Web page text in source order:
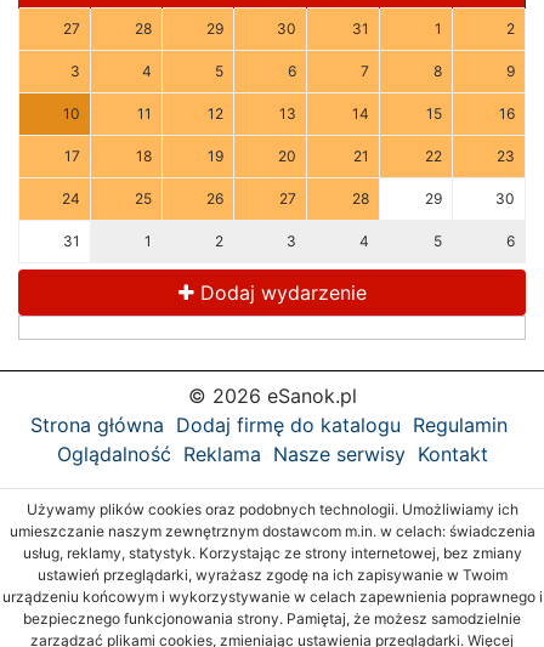
27 28 29 30 31 1 2
3 4 5 6 7 8 9
10 11 12 13 14 15 16
17 18 19 20 21 22 23
24 25 26 27 28 29 30
31 1 2 3 4 5 6
Dodaj wydarzenie
© 2026 eSanok.pl
Strona główna Dodaj firmę do katalogu Regulamin
Oglądalność Reklama Nasze serwisy Kontakt
Używamy plików cookies oraz podobnych technologii. Umożliwiamy ich
umieszczanie naszym zewnętrznym dostawcom m.in. w celach: świadczenia
usług, reklamy, statystyk. Korzystając ze strony internetowej, bez zmiany
ustawień przeglądarki, wyrażasz zgodę na ich zapisywanie w Twoim
urządzeniu końcowym i wykorzystywanie w celach zapewnienia poprawnego i
bezpiecznego funkcjonowania strony. Pamiętaj, że możesz samodzielnie
zarządzać plikami cookies, zmieniając ustawienia przeglądarki. Więcej